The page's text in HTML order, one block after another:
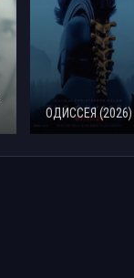
ОДИССЕЯ (2026)